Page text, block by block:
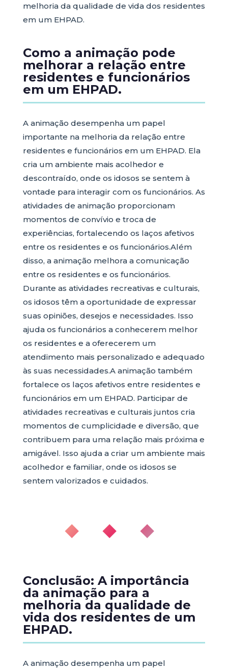
melhoria da qualidade de vida dos residentes
em um EHPAD.
Como a animação pode
melhorar a relação entre
residentes e funcionários
em um EHPAD.
A animação desempenha um papel
importante na melhoria da relação entre
residentes e funcionários em um EHPAD. Ela
cria um ambiente mais acolhedor e
descontraído, onde os idosos se sentem à
vontade para interagir com os funcionários. As
atividades de animação proporcionam
momentos de convívio e troca de
experiências, fortalecendo os laços afetivos
entre os residentes e os funcionários.Além
disso, a animação melhora a comunicação
entre os residentes e os funcionários.
Durante as atividades recreativas e culturais,
os idosos têm a oportunidade de expressar
suas opiniões, desejos e necessidades. Isso
ajuda os funcionários a conhecerem melhor
os residentes e a oferecerem um
atendimento mais personalizado e adequado
às suas necessidades.A animação também
fortalece os laços afetivos entre residentes e
funcionários em um EHPAD. Participar de
atividades recreativas e culturais juntos cria
momentos de cumplicidade e diversão, que
contribuem para uma relação mais próxima e
amigável. Isso ajuda a criar um ambiente mais
acolhedor e familiar, onde os idosos se
sentem valorizados e cuidados.
◆ ◆ ◆
Conclusão: A importância
da animação para a
melhoria da qualidade de
vida dos residentes de um
EHPAD.
A animação desempenha um papel